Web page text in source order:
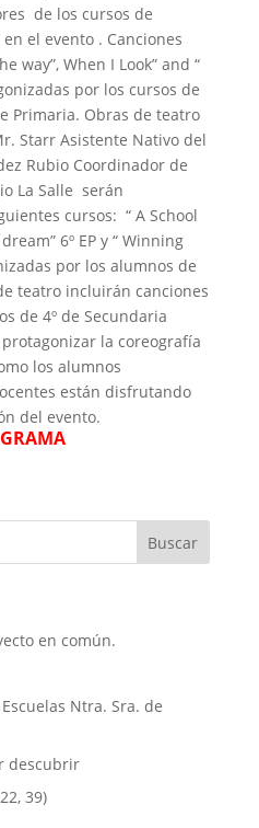
de los cursos de
el evento . Canciones
way”, When I Look” and “
por los cursos de
Primaria. Obras de teatro
Starr Asistente Nativo del
Rubio Coordinador de
La Salle serán
cursos: “ A School
dream” 6º EP y “ Winning
por los alumnos de
teatro incluirán canciones
de 4º de Secundaria
la coreografía
los alumnos
están disfrutando
del evento.
en común.
Ntra. Sra. de
descubrir
39)